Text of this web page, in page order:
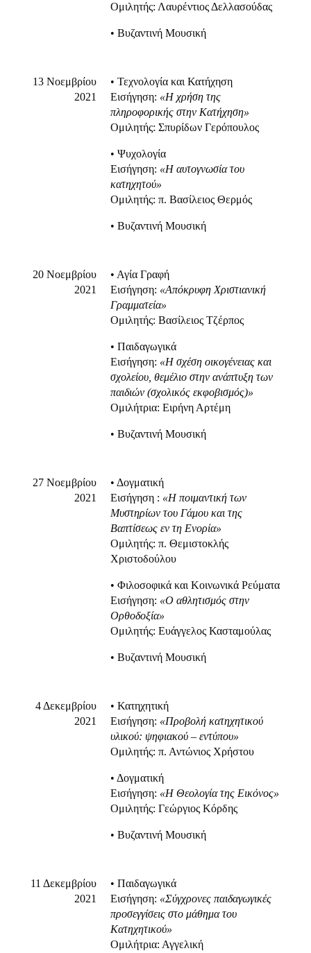
Ομιλητής: Λαυρέντιος Δελλασούδας
• Βυζαντινή Μουσική
13 Νοεμβρίου
2021
• Τεχνολογία και Κατήχηση
Εισήγηση: «Ηχρήση της
πληροφορικής στην Κατήχηση»
Ομιλητής: Σπυρίδων Γερόπουλος
• Ψυχολογία
Εισήγηση: «Η αυτογνωσία του
κατηχητού»
Ομιλητής: π. Βασίλειος Θερμός
• Βυζαντινή Μουσική
20 Νοεμβρίου
2021
• Αγία Γραφή
Εισήγηση: «Απόκρυφη Χριστιανική
Γραμματεία»
Ομιλητής: Βασίλειος Τζέρπος
• Παιδαγωγικά
Εισήγηση: «Η σχέση οικογένειας και
σχολείου, θεμέλιο στην ανάπτυξη των
παιδιών (σχολικός εκφοβισμός)»
Ομιλήτρια: Ειρήνη Αρτέμη
• Βυζαντινή Μουσική
27 Νοεμβρίου
2021
• Δογματική
Eισήγηση : «Η ποιμαντική των
Μυστηρίων του Γάμου και της
Βαπτίσεως εν τη Ενορία»
Ομιλητής: π. Θεμιστοκλής
Χριστοδούλου
• Φιλοσοφικά και Κοινωνικά Ρεύματα
Εισήγηση: «Ο αθλητισμός στην
Ορθοδοξία»
Ομιλητής: Ευάγγελος Κασταμούλας
• Βυζαντινή Μουσική
4 Δεκεμβρίου
2021
• Κατηχητική
Εισήγηση: «Προβολή κατηχητικού
υλικού: ψηφιακού – εντύπου»
Ομιλητής: π. Αντώνιος Χρήστου
• Δογματική
Εισήγηση: «Η Θεολογία της Εικόνος»
Ομιλητής: Γεώργιος Κόρδης
• Βυζαντινή Μουσική
11 Δεκεμβρίου
2021
• Παιδαγωγικά
Εισήγηση: «Σύγχρονες παιδαγωγικές
προσεγγίσεις στο μάθημα του
Κατηχητικού»
Ομιλήτρια: Αγγελική